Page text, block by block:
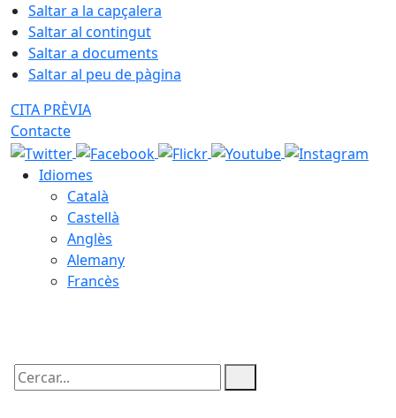
Saltar a la capçalera
Saltar al contingut
Saltar a documents
Saltar al peu de pàgina
CITA PRÈVIA
Contacte
Idiomes
Català
Castellà
Anglès
Alemany
Francès
Cercar: